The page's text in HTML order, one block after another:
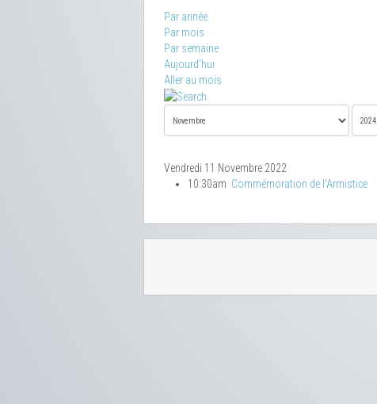
Par année
Par mois
Par semaine
Aujourd'hui
Aller au mois
Vendredi 11 Novembre 2022
10:30am Commémoration de l'Armistice